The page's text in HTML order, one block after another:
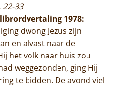
22-33
1978:
dwong Jezus zijn
en alvast naar de
het volk naar huis zou
weggezonden, ging Hij
te bidden. De avond viel